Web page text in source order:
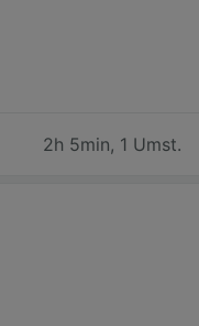
2h 5min, 1 Umst.